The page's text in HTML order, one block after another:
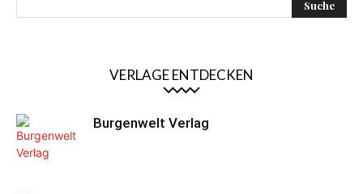
VERLAGE ENTDECKEN
Burgenwelt Verlag